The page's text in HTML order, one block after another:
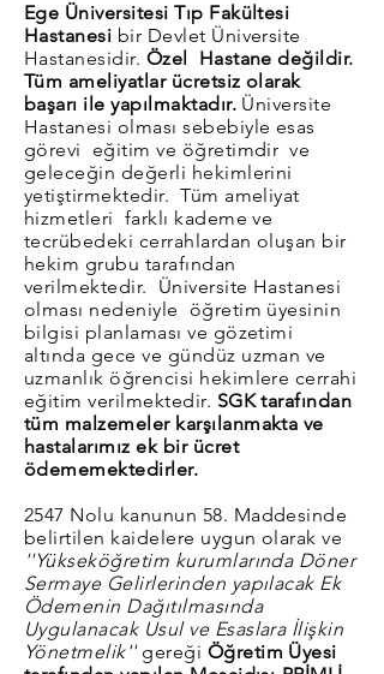
Ege Üniversitesi Tıp Fakültesi
Hastanesi bir Devlet Üniversite
Hastanesidir. Özel Hastane değildir.
Tüm ameliyatlar ücretsiz olarak
başarı ile yapılmaktadır. Üniversite
Hastanesi olması sebebiyle esas
görevi eğitim ve öğretimdir ve
geleceğin değerli hekimlerini
yetiştirmektedir. Tüm ameliyat
hizmetleri farklı kademe ve
tecrübedeki cerrahlardan oluşan bir
hekim grubu tarafından
verilmektedir. Üniversite Hastanesi
olması nedeniyle öğretim üyesinin
bilgisi planlaması ve gözetimi
altında gece ve gündüz uzman ve
uzmanlık öğrencisi hekimlere cerrahi
eğitim verilmektedir. SGK tarafından
tüm malzemeler karşılanmakta ve
hastalarımız ek bir ücret
ödememektedirler.
2547 Nolu kanunun 58. Maddesinde
belirtilen kaidelere uygun olarak ve
''Yükseköğretim kurumlarında Döner
Sermaye Gelirlerinden yapılacak Ek
Ödemenin Dağıtılmasında
Uygulanacak Usul ve Esaslara İlişkin
Yönetmelik'' gereği Öğretim Üyesi